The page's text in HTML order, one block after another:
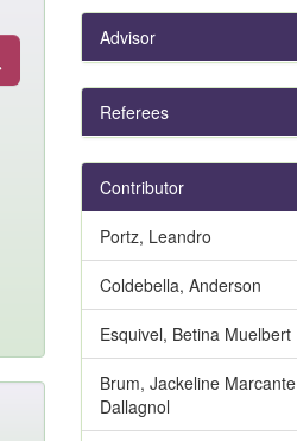
Advisor
Referees
Contributor
Portz, Leandro
Coldebella, Anderson
Esquivel, Betina Muelbert
Brum, Jackeline Marcante
Dallagnol